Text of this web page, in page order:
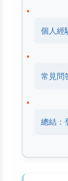
個人經
常見問
總結：